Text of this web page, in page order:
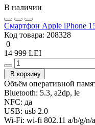
В наличии
Смартфон Apple iPhone
Код товара: 208328
0
14 999 LEI
В корзину
Объём оперативной
Bluetooth: 5.3, a2dp, le
NFC: да
USB: usb 2.0
Wi-Fi: wi-fi 802.11 a/b/g/n/